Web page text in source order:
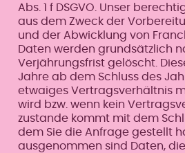
Abs. 1 f DSGVO. Unser
aus dem Zweck der
und der Abwicklung von
Daten werden grundsätzlich
Verjährungsfrist gelöscht.
Jahre ab dem Schluss des
etwaiges Vertragsverhältnis
wird bzw. wenn kein
zustande kommt mit dem
dem Sie die Anfrage gestellt
ausgenommen sind Daten,